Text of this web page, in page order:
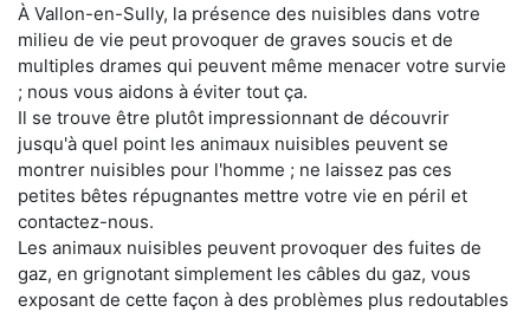
À Vallon-en-Sully, la présence des nuisibles dans votre
milieu de vie peut provoquer de graves soucis et de
multiples drames qui peuvent même menacer votre survie
; nous vous aidons à éviter tout ça.
Il se trouve être plutôt impressionnant de découvrir
jusqu'à quel point les animaux nuisibles peuvent se
montrer nuisibles pour l'homme ; ne laissez pas ces
petites bêtes répugnantes mettre votre vie en péril et
contactez-nous.
Les animaux nuisibles peuvent provoquer des fuites de
gaz, en grignotant simplement les câbles du gaz, vous
exposant de cette façon à des problèmes plus redoutables